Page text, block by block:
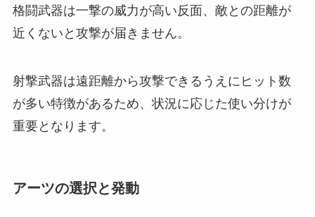
格闘武器は一撃の威力が高い反面、敵との距離が
近くないと攻撃が届きません。
射撃武器は遠距離から攻撃できるうえにヒット数
が多い特徴があるため、状況に応じた使い分けが
重要となります。
アーツの選択と発動